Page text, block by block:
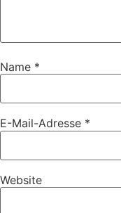
Name *
E-Mail-Adresse *
Website